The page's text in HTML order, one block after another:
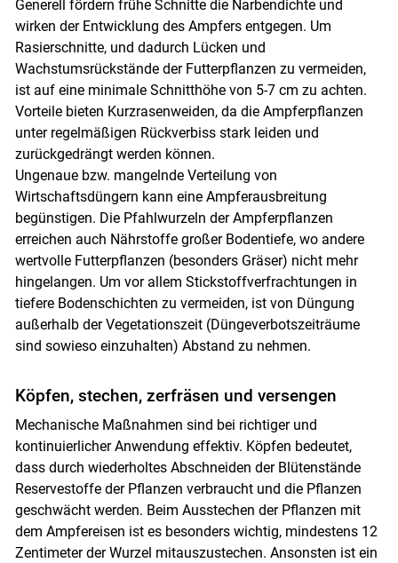
Generell fördern frühe Schnitte die Narbendichte und
wirken der Entwicklung des Ampfers entgegen. Um
Rasierschnitte, und dadurch Lücken und
Wachstumsrückstände der Futterpflanzen zu vermeiden,
ist auf eine minimale Schnitthöhe von 5-7 cm zu achten.
Vorteile bieten Kurzrasenweiden, da die Ampferpflanzen
unter regelmäßigen Rückverbiss stark leiden und
zurückgedrängt werden können.
Ungenaue bzw. mangelnde Verteilung von
Wirtschaftsdüngern kann eine Ampferausbreitung
begünstigen. Die Pfahlwurzeln der Ampferpflanzen
erreichen auch Nährstoffe großer Bodentiefe, wo andere
wertvolle Futterpflanzen (besonders Gräser) nicht mehr
hingelangen. Um vor allem Stickstoffverfrachtungen in
tiefere Bodenschichten zu vermeiden, ist von Düngung
außerhalb der Vegetationszeit (Düngeverbotszeiträume
sind sowieso einzuhalten) Abstand zu nehmen.
Köpfen, stechen, zerfräsen und versengen
Mechanische Maßnahmen sind bei richtiger und
kontinuierlicher Anwendung effektiv. Köpfen bedeutet,
dass durch wiederholtes Abschneiden der Blütenstände
Reservestoffe der Pflanzen verbraucht und die Pflanzen
geschwächt werden. Beim Ausstechen der Pflanzen mit
dem Ampfereisen ist es besonders wichtig, mindestens 12
Zentimeter der Wurzel mitauszustechen. Ansonsten ist ein